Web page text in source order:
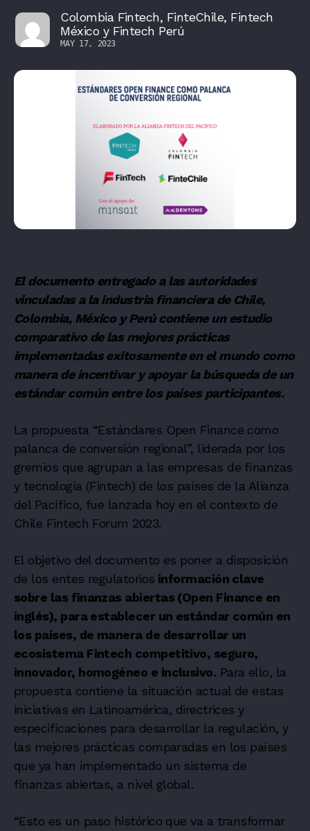
Colombia Fintech, FinteChile, Fintech
México y Fintech Perú
MAY 17, 2023
El documento entregado a las autoridades
vinculadas a la industria financiera de Chile,
Colombia, México y Perú contiene un estudio
comparativo de las mejores prácticas
implementadas exitosamente en el mundo como
manera de incentivar y apoyar la búsqueda de un
estándar común entre los países participantes.
La propuesta “Estándares Open Finance como
palanca de conversión regional”, liderada por los
gremios que agrupan a las empresas de finanzas
y tecnología (Fintech) de los países de la Alianza
del Pacífico, fue lanzada hoy en el contexto de
Chile Fintech Forum 2023.
El objetivo del documento es poner a disposición
de los entes regulatorios información clave
sobre las finanzas abiertas (Open Finance en
inglés), para establecer un estándar común en
los países, de manera de desarrollar un
ecosistema Fintech competitivo, seguro,
innovador, homogéneo e inclusivo. Para ello, la
propuesta contiene la situación actual de estas
iniciativas en Latinoamérica, directrices y
especificaciones para desarrollar la regulación, y
las mejores prácticas comparadas en los países
que ya han implementado un sistema de
finanzas abiertas, a nivel global.
“Esto es un paso histórico que va a transformar